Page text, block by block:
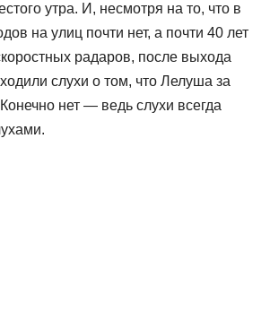
утра. И, несмотря на то, что в
на улиц почти нет, а почти 40 лет
радаров, после выхода
слухи о том, что Лелуша за
нет — ведь слухи всегда